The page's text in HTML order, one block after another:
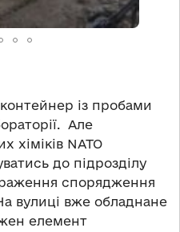
із пробами
Але
хіміків NATO
до підрозділу
спорядження
вулиці вже обладнане
елемент